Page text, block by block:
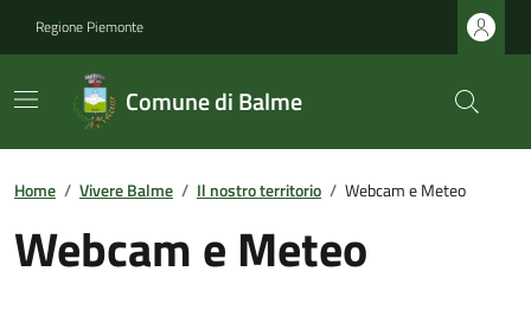
Regione Piemonte
Comune di Balme
Home / Vivere Balme / Il nostro territorio / Webcam e Meteo
Webcam e Meteo